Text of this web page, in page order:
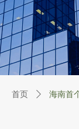
首页 ꄲ 海南首